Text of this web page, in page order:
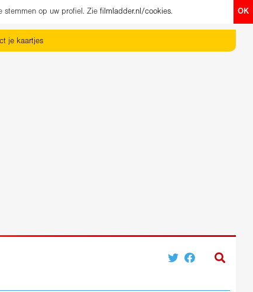
OK
stemmen op uw profiel. Zie filmladder.nl/cookies.
je kaartjes